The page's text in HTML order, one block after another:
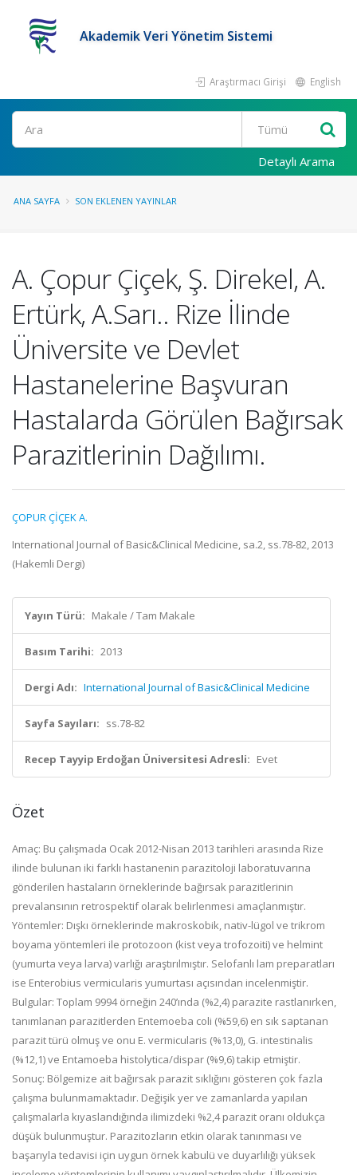
Akademik Veri Yönetim Sistemi
Araştırmacı Girişi English
Ara
Detaylı Arama
ANA SAYFA SON EKLENEN YAYINLAR
A. Çopur Çiçek, Ş. Direkel, A.
Ertürk, A.Sarı.. Rize İlinde
Üniversite ve Devlet
Hastanelerine Başvuran
Hastalarda Görülen Bağırsak
Parazitlerinin Dağılımı.
ÇOPUR ÇİÇEK A.
International Journal of Basic&Clinical Medicine, sa.2, ss.78-82, 2013
(Hakemli Dergi)
Yayın Türü: Makale / Tam Makale
Basım Tarihi: 2013
Dergi Adı: International Journal of Basic&Clinical Medicine
Sayfa Sayıları: ss.78-82
Recep Tayyip Erdoğan Üniversitesi Adresli: Evet
Özet
Amaç: Bu çalışmada Ocak 2012-Nisan 2013 tarihleri arasında Rize
ilinde bulunan iki farklı hastanenin parazitoloji laboratuvarına
gönderilen hastaların örneklerinde bağırsak parazitlerinin
prevalansının retrospektif olarak belirlenmesi amaçlanmıştır.
Yöntemler: Dışkı örneklerinde makroskobik, nativ-lügol ve trikrom
boyama yöntemleri ile protozoon (kist veya trofozoiti) ve helmint
(yumurta veya larva) varlığı araştırılmıştır. Selofanlı lam preparatları
ise Enterobius vermicularis yumurtası açısından incelenmiştir.
Bulgular: Toplam 9994 örneğin 240’ında (%2,4) parazite rastlanırken,
tanımlanan parazitlerden Entemoeba coli (%59,6) en sık saptanan
parazit türü olmuş ve onu E. vermicularis (%13,0), G. intestinalis
(%12,1) ve Entamoeba histolytica/dispar (%9,6) takip etmiştir.
Sonuç: Bölgemize ait bağırsak parazit sıklığını gösteren çok fazla
çalışma bulunmamaktadır. Değişik yer ve zamanlarda yapılan
çalışmalarla kıyaslandığında ilimizdeki %2,4 parazit oranı oldukça
düşük bulunmuştur. Parazitozların etkin olarak tanınması ve
başarıyla tedavisi için uygun örnek kabulü ve duyarlılığı yüksek